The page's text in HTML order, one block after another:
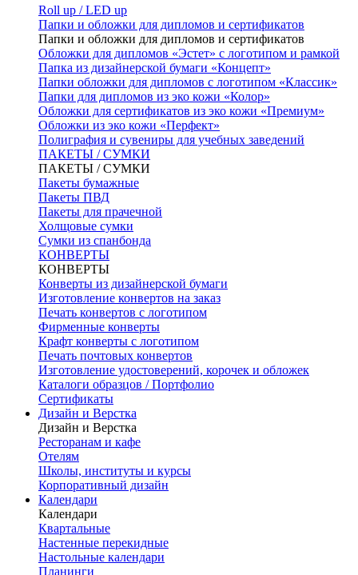
Roll up / LED up
Папки и обложки для дипломов и сертификатов
Папки и обложки для дипломов и сертификатов
Обложки для дипломов «Эстет» с логотипом и рамкой
Папка из дизайнерской бумаги «Концепт»
Папки обложки для дипломов с логотипом «Классик»
Папки для дипломов из эко кожи «Колор»
Обложки для сертификатов из эко кожи «Премиум»
Обложки из эко кожи «Перфект»
Полиграфия и сувениры для учебных заведений
ПАКЕТЫ / СУМКИ
ПАКЕТЫ / СУМКИ
Пакеты бумажные
Пакеты ПВД
Пакеты для прачечной
Холщовые сумки
Сумки из спанбонда
КОНВЕРТЫ
КОНВЕРТЫ
Конверты из дизайнерской бумаги
Изготовление конвертов на заказ
Печать конвертов с логотипом
Фирменные конверты
Крафт конверты с логотипом
Печать почтовых конвертов
Изготовление удостоверений, корочек и обложек
Каталоги образцов / Портфолио
Сертификаты
Дизайн и Верстка
Дизайн и Верстка
Ресторанам и кафе
Отелям
Школы, институты и курсы
Корпоративный дизайн
Календари
Календари
Квартальные
Настенные перекидные
Настольные календари
Планинги